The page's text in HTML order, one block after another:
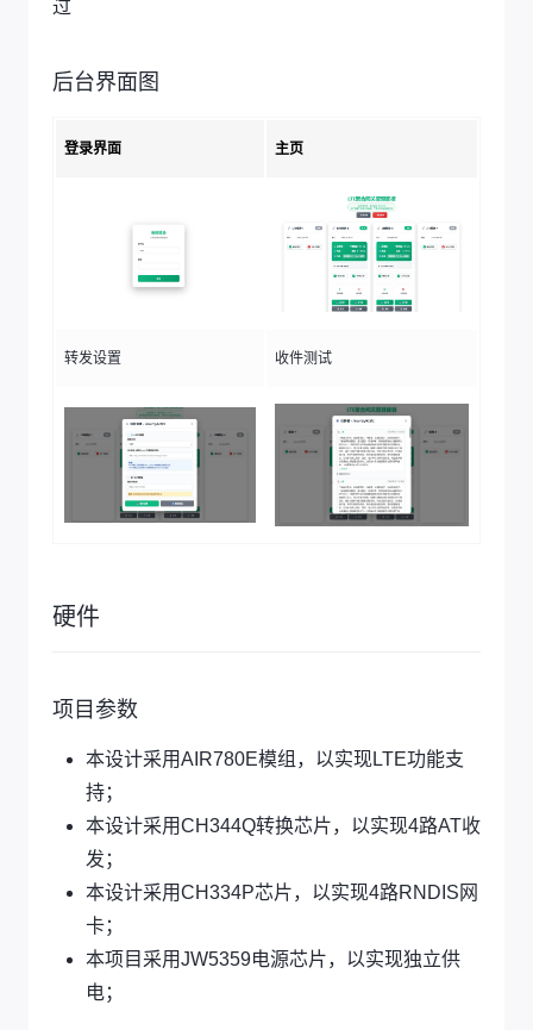
过
后台界面图
登录界面 主页
转发设置 收件测试
硬件
项目参数
本设计采用AIR780E模组，以实现LTE功能支
持；
本设计采用CH344Q转换芯片，以实现4路AT收
发；
本设计采用CH334P芯片，以实现4路RNDIS网
卡；
本项目采用JW5359电源芯片，以实现独立供
电；